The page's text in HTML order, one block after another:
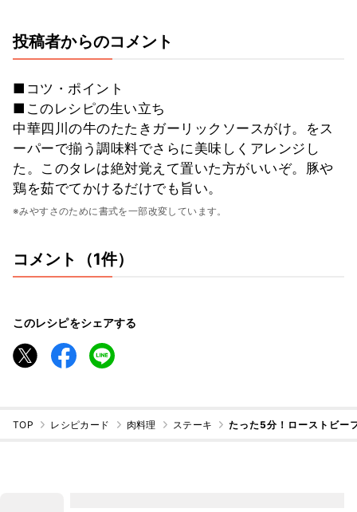
投稿者からのコメント
■コツ・ポイント
■このレシピの生い立ち
中華四川の牛のたたきガーリックソースがけ。をス
ーパーで揃う調味料でさらに美味しくアレンジし
た。このタレは絶対覚えて置いた方がいいぞ。豚や
鶏を茹でてかけるだけでも旨い。
※みやすさのために書式を一部改変しています。
コメント（1件）
このレシピをシェアする
TOP レシピカード 肉料理 ステーキ たった5分！ローストビー